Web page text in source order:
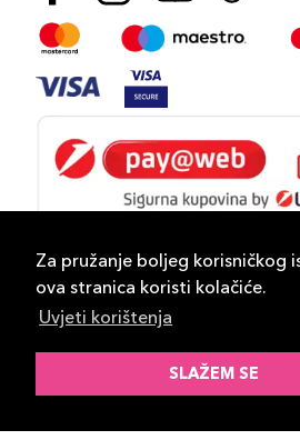
Za pružanje boljeg korisničkog
ova stranica koristi kolačiće.
Uvjeti korištenja
SLAŽEM SE
-
d.o.o. Banja
ID-S Consulting